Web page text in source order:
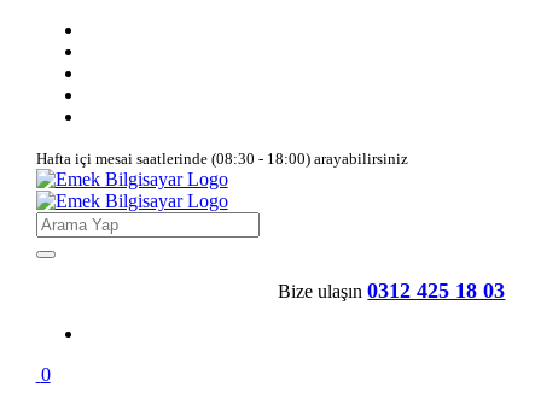
Hafta içi mesai saatlerinde (08:30 - 18:00) arayabilirsiniz
Bize ulaşın 0312 425 18 03
0